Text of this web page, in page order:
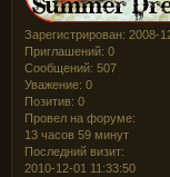
Зарегистрирован: 2008-
Приглашений: 0
Сообщений: 507
Уважение: 0
Позитив: 0
Провел на форуме:
13 часов 59 минут
Последний визит:
2010-12-01 11:33:50